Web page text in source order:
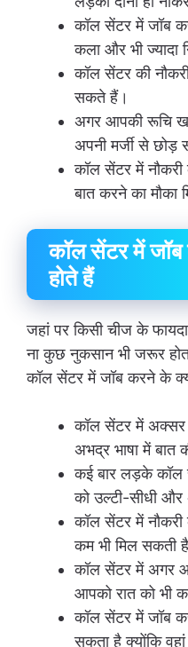
कॉल सेंटर में जॉब
कला और भी ज्यादा
कॉल सेंटर की
सकते हैं।
अगर आपकी रूचि
अपनी मर्जी से छोड़
कॉल सेंटर में
बात करने का मौका
कॉल सेंटर में
होते हैं
जहां पर किसी चीज के
ना कुछ नुकसान भी जरूर
कॉल सेंटर में जॉब करने के
कॉल सेंटर में अक्सर
अभद्र भाषा में बात
कई बार लड़के कॉल
को उल्टी-सीधी और
कॉल सेंटर में
कम भी मिल सकती
कॉल सेंटर में अगर
आपको रात को भी
कॉल सेंटर में जॉब
सकता है क्योंकि वहां